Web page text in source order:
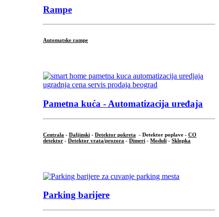
Rampe
Automatske rampe
Pametna kuća - Automatizacija uređaja
Centrala - Daljinski - Detektor pokreta - Detektor poplave - CO
detektor - Detektor vrata/prozora - Dimeri - Moduli - Sklopka
Parking barijere